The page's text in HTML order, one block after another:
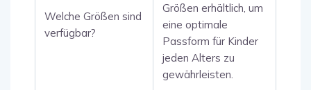
Welche Größen sind
verfügbar?
Größen erhältlich, um
eine optimale
Passform für Kinder
jeden Alters zu
gewährleisten.